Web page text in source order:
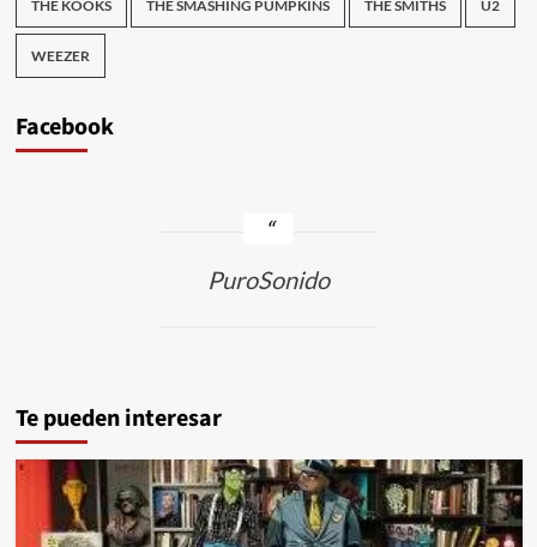
THE KOOKS THE SMASHING PUMPKINS THE SMITHS U2
WEEZER
Facebook
PuroSonido
Te pueden interesar